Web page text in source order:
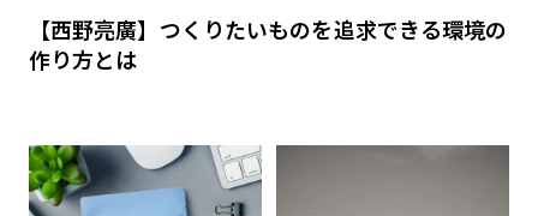
【西野亮廣】つくりたいものを追求できる環境の
作り方とは